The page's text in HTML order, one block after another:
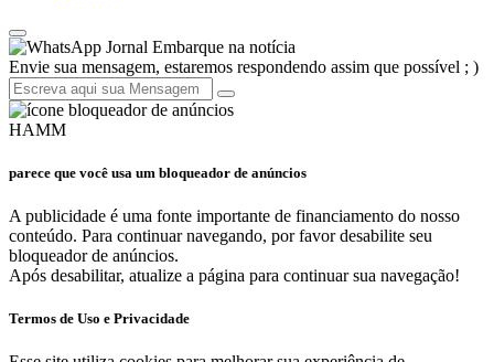
Jornal Embarque na notícia
Envie sua mensagem, estaremos respondendo assim que possível ; )
HAMM
parece que você usa um bloqueador de anúncios
A publicidade é uma fonte importante de financiamento do nosso
conteúdo. Para continuar navegando, por favor desabilite seu
bloqueador de anúncios.
Após desabilitar, atualize a página para continuar sua navegação!
Termos de Uso e Privacidade